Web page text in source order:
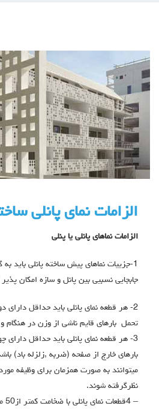
الزامات نمای پانلی
الزامات نماهای پانلی یا پنلی
1-جزییات نماهای پیش ساخته پانلی باید
جابجایی نسبیی بین پانل و سازه امکان
2- هر قطعه نمای پانلی باید حداقل دارای
تحمل بارهای قایم ناشی از وزن در هنگام
3- هر قطعه نمای پانلی باید حداقل دارای
بارهای خارج از صفحه (ضربه ,زلزله باد)
نظرگرفته شوند.
–